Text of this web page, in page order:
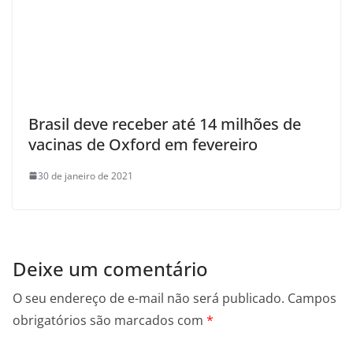
Brasil deve receber até 14 milhões de
vacinas de Oxford em fevereiro
30 de janeiro de 2021
Deixe um comentário
O seu endereço de e-mail não será publicado. Campos
obrigatórios são marcados com *